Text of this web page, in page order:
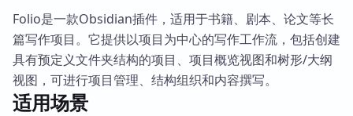
Folio是一款Obsidian插件，适用于书籍、剧本、论文等长
篇写作项目。它提供以项目为中心的写作工作流，包括创建
具有预定义文件夹结构的项目、项目概览视图和树形/大纲
视图，可进行项目管理、结构组织和内容撰写。
适用场景